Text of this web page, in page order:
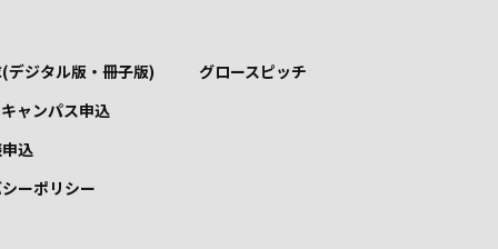
デジタル版・冊子版)
ャンパス申込
込
ーポリシー
グロースピッチ